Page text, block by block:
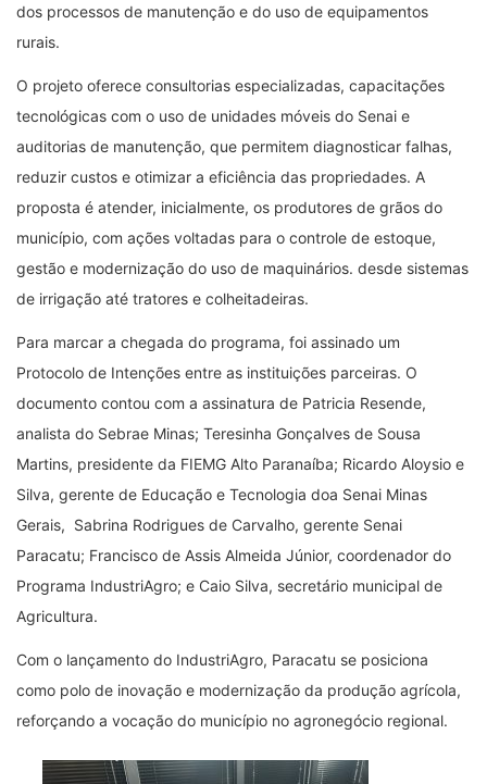
dos processos de manutenção e do uso de equipamentos
rurais.
O projeto oferece consultorias especializadas, capacitações
tecnológicas com o uso de unidades móveis do Senai e
auditorias de manutenção, que permitem diagnosticar falhas,
reduzir custos e otimizar a eficiência das propriedades. A
proposta é atender, inicialmente, os produtores de grãos do
município, com ações voltadas para o controle de estoque,
gestão e modernização do uso de maquinários. desde sistemas
de irrigação até tratores e colheitadeiras.
Para marcar a chegada do programa, foi assinado um
Protocolo de Intenções entre as instituições parceiras. O
documento contou com a assinatura de Patricia Resende,
analista do Sebrae Minas; Teresinha Gonçalves de Sousa
Martins, presidente da FIEMG Alto Paranaíba; Ricardo Aloysio e
Silva, gerente de Educação e Tecnologia doa Senai Minas
Gerais, Sabrina Rodrigues de Carvalho, gerente Senai
Paracatu; Francisco de Assis Almeida Júnior, coordenador do
Programa IndustriAgro; e Caio Silva, secretário municipal de
Agricultura.
Com o lançamento do IndustriAgro, Paracatu se posiciona
como polo de inovação e modernização da produção agrícola,
reforçando a vocação do município no agronegócio regional.